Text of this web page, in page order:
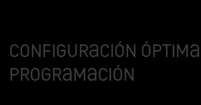
Configuración
programación